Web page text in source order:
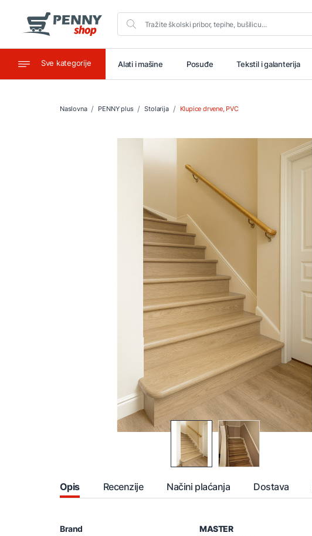
Sve kategorije
Ugostiteljstvo Alati i mašine Posuđe Tekstil i galanterija
Naslovna PENNY plus Stolarija Klupice drvene, PVC
Opis Recenzije Načini plaćanja Dostava
Brand
MASTER